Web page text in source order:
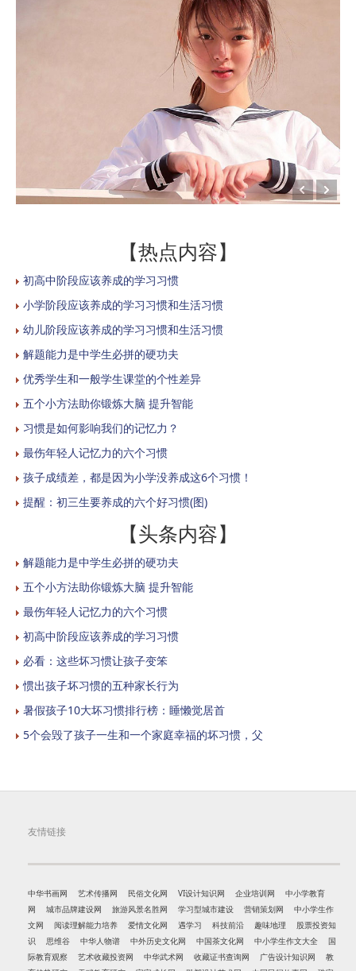
【热点内容】
初高中阶段应该养成的学习习惯
小学阶段应该养成的学习习惯和生活习惯
幼儿阶段应该养成的学习习惯和生活习惯
解题能力是中学生必拼的硬功夫
优秀学生和一般学生课堂的个性差异
五个小方法助你锻炼大脑 提升智能
习惯是如何影响我们的记忆力？
最伤年轻人记忆力的六个习惯
孩子成绩差，都是因为小学没养成这6个习惯！
提醒：初三生要养成的六个好习惯(图)
【头条内容】
解题能力是中学生必拼的硬功夫
五个小方法助你锻炼大脑 提升智能
最伤年轻人记忆力的六个习惯
初高中阶段应该养成的学习习惯
必看：这些坏习惯让孩子变笨
惯出孩子坏习惯的五种家长行为
暑假孩子10大坏习惯排行榜：睡懒觉居首
5个会毁了孩子一生和一个家庭幸福的坏习惯，父
友情链接
中华书画网 艺术传播网 民俗文化网 VI设计知识网 企业培训网
中小学教育
网
城市品牌建设网 旅游风景名胜网 学习型城市建设 营销策划网
中小学生作
文网
阅读理解能力培养 爱情文化网 遇学习 科技前沿 趣味地理
股票投资知
识
思维谷 中华人物谱 中外历史文化网 中国茶文化网 中小学生作文大全
国
际教育观察
艺术收藏投资网 中华武术网 收藏证书查询网 广告设计知识网
教